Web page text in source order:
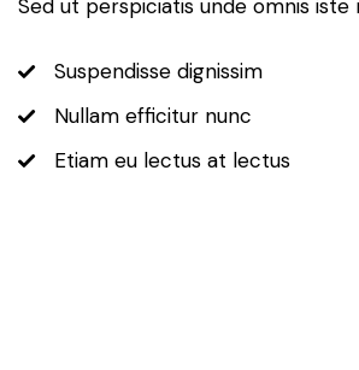
Sed ut perspiciatis unde omnis
Suspendisse dignissim
Nullam efficitur nunc
Etiam eu lectus at lectus